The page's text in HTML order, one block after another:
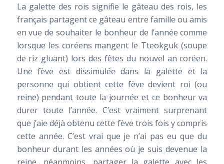
La galette des rois signifie le gâteau des rois, les
français partagent ce gâteau entre famille ou amis
en vue de souhaiter le bonheur de l’année comme
lorsque les coréens mangent le Tteokguk (soupe
de riz gluant) lors des fêtes du nouvel an coréen.
Une fève est dissimulée dans la galette et la
personne qui obtient cette fève devient roi (ou
reine) pendant toute la journée et ce bonheur va
durer toute l’année. C’est vraiment surprenant
que j’aie déjà obtenu cette fève trois fois y compris
cette année. C’est vrai que je n’ai pas eu que du
bonheur durant les années où je suis devenue la